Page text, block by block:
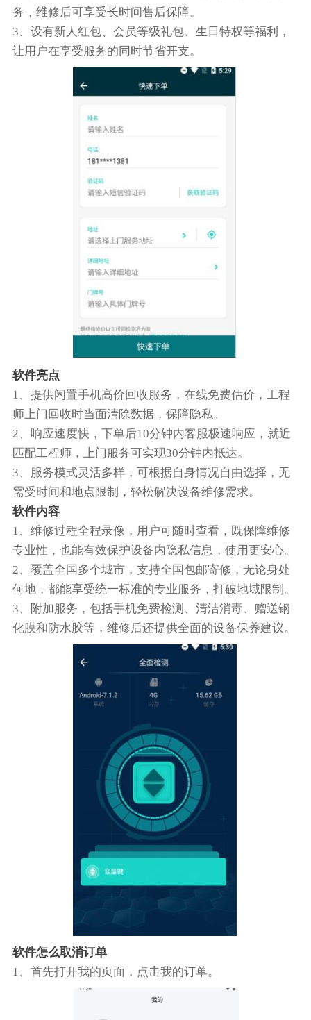
务，维修后可享受长时间售后保障。
3、设有新人红包、会员等级礼包、生日特权等福利，
让用户在享受服务的同时节省开支。
软件亮点
1、提供闲置手机高价回收服务，在线免费估价，工程
师上门回收时当面清除数据，保障隐私。
2、响应速度快，下单后10分钟内客服极速响应，就近
匹配工程师，上门服务可实现30分钟内抵达。
3、服务模式灵活多样，可根据自身情况自由选择，无
需受时间和地点限制，轻松解决设备维修需求。
软件内容
1、维修过程全程录像，用户可随时查看，既保障维修
专业性，也能有效保护设备内隐私信息，使用更安心。
2、覆盖全国多个城市，支持全国包邮寄修，无论身处
何地，都能享受统一标准的专业服务，打破地域限制。
3、附加服务，包括手机免费检测、清洁消毒、赠送钢
化膜和防水胶等，维修后还提供全面的设备保养建议。
软件怎么取消订单
1、首先打开我的页面，点击我的订单。